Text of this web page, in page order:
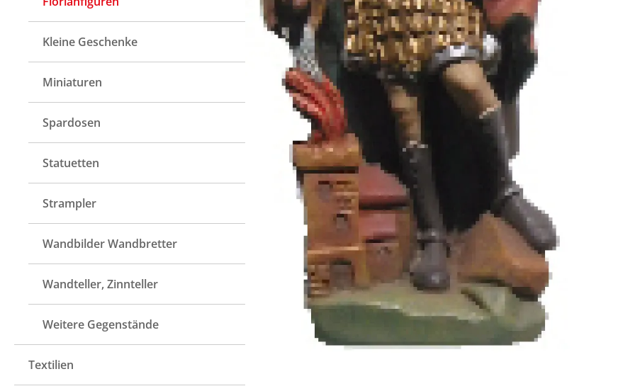
Kleine Geschenke
Miniaturen
Spardosen
Statuetten
Strampler
Wandbilder Wandbretter
Wandteller, Zinnteller
Weitere Gegenstände
Textilien